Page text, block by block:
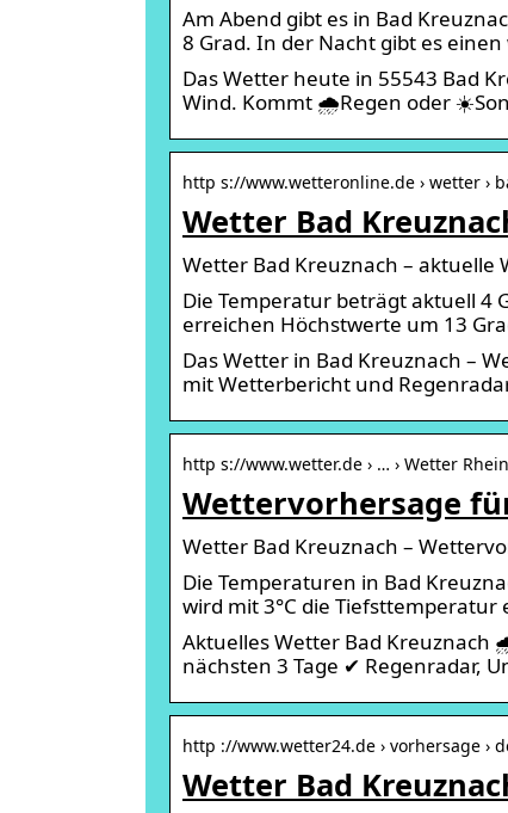
Am Abend gibt es in Bad
8 Grad. In der Nacht gibt es
Das Wetter heute in 55543 Bad
Wind. Kommt 🌧️Regen oder
http s://www.wetteronline.de › wetter ›
Wetter Bad
Wetter Bad Kreuznach –
Die Temperatur beträgt aktuell 4
erreichen Höchstwerte um 13
Das Wetter in Bad Kreuznach –
mit Wetterbericht und
http s://www.wetter.de › … › Wetter
Wettervorhersage
Wetter Bad Kreuznach –
Die Temperaturen in Bad
wird mit 3°C die Tiefsttemperatur
Aktuelles Wetter Bad
nächsten 3 Tage ✔ Regenradar,
http ://www.wetter24.de › vorhersage ›
Wetter Bad